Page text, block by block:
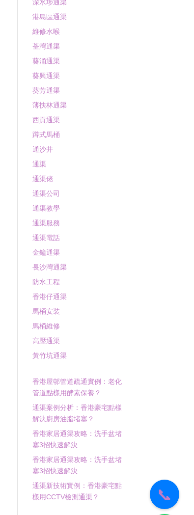
深水埗通渠
港島區通渠
維修水喉
荃灣通渠
葵涌通渠
葵興通渠
葵芳通渠
薄扶林通渠
西貢通渠
蹲式馬桶
通沙井
通渠
通渠佬
通渠公司
通渠教學
通渠服務
通渠電話
金鐘通渠
長沙灣通渠
防水工程
香港仔通渠
馬桶安裝
馬桶維修
高壓通渠
黃竹坑通渠
香港屋邨管道疏通實例：老化
管道點樣用酵素保養？
通渠案例分析：香港豪宅點樣
解決廚房油脂堵塞？
香港家居通渠攻略：洗手盆堵
塞3招快速解決
香港家居通渠攻略：洗手盆堵
塞3招快速解決
通渠新技術實例：香港豪宅點
樣用CCTV檢測通渠？
📞